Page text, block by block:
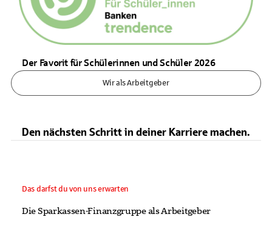
Der Favorit für Schülerinnen und Schüler 2026
Wir als Arbeitgeber
Den nächsten Schritt in deiner Karriere machen.
Das darfst du von uns erwarten
Die Sparkassen-Finanzgruppe als Arbeitgeber